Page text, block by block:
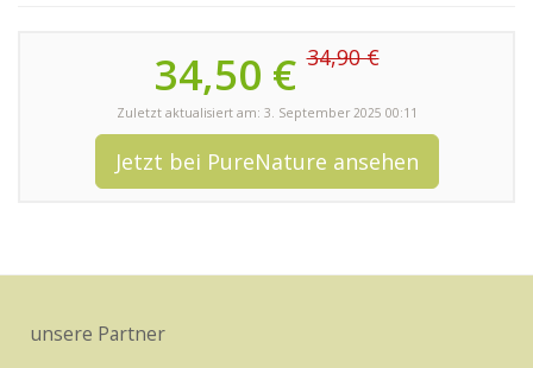
34,50 €34,90 €
Zuletzt aktualisiert am: 3. September 2025 00:11
Jetzt bei PureNature ansehen
unsere Partner